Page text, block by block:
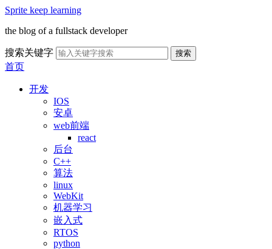
Sprite keep learning
the blog of a fullstack developer
搜索关键字 搜索
首页
开发
IOS
安卓
web前端
react
后台
C++
算法
linux
WebKit
机器学习
嵌入式
RTOS
python